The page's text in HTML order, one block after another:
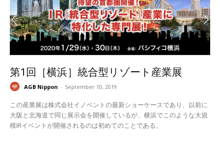
第1回［横浜］統合型リゾート産業展
AGB Nippon - September 10, 2019
この産業展は株式会社イノベントの最新ショーケースであり、以前に
大阪と北海道で同じ展示会を開催しているが、横浜でこのような大規
模IRイベントが開催されるのは初めてのことである。